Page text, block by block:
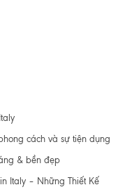
cách và sự tiện dụng
& bền đẹp
Italy – Những Thiết Kế